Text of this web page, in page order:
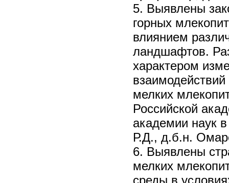
5. Выявлены
горных
влиянием
ландшафтов.
характером
мелких
Российской
академии наук
Р.Д., д.б.н.
6. Выявлены
мелких
среды в